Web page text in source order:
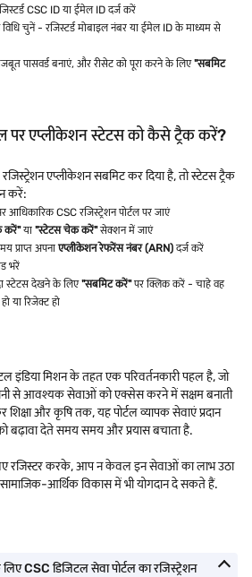
CSC ID या ईमेल ID दर्ज करें
चुनें - रजिस्टर्ड मोबाइल नंबर या ईमेल ID के माध्यम से
पासवर्ड बनाएं, और रीसेट को पूरा करने के लिए"सबमिट
पर एप्लीकेशन स्टेटस को कैसे ट्रैक करें?
एप्लीकेशन सबमिट कर दिया है, तो स्टेटस ट्रैक
करें:
CSC रजिस्ट्रेशन पोर्टल पर जाएं
करें"या "स्टेटस चेक करें"सेक्शन में जाएं
प्राप्त अपनाएप्लीकेशन रेफरेंस नंबर (ARN)दर्ज करें
भरें
स्टेटस देखने के लिए"सबमिट करें"पर क्लिक करें - चाहे वह
या रिजेक्ट हो
इंडिया मिशन के तहत एक परिवर्तनकारी पहल है, जो
से आवश्यक सेवाओं को एक्सेस करने में सक्षम बनाती
और कृषि तक, यह पोर्टल व्यापक सेवाएं प्रदान
बढ़ावा देते समय समय और प्रयास बचाता है.
रजिस्टर करके, आप न केवल इन सेवाओं का लाभ उठा
आर्थिक विकास में भी योगदान दे सकते हैं.
CSC डिजिटल सेवा पोर्टल का रजिस्ट्रेशन